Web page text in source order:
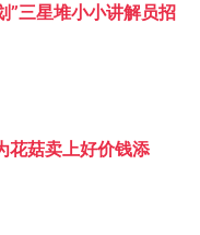
”三星堆小小讲解员招
花菇卖上好价钱添